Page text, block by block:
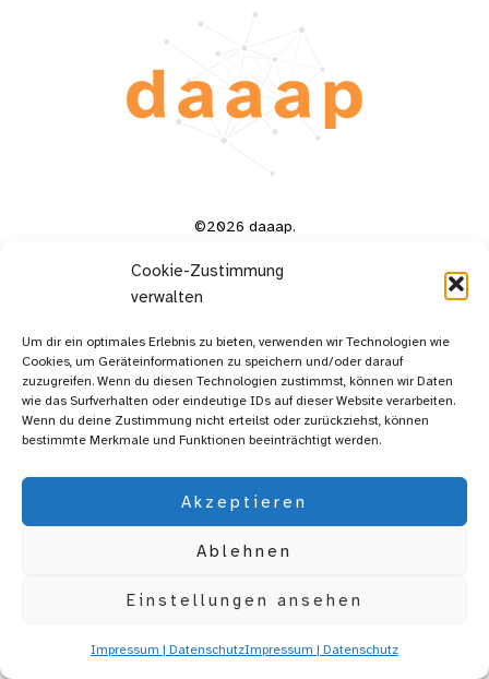
Cookie-Zustimmung
verwalten
Um dir ein optimales Erlebnis zu bieten, verwenden wir Technologien wie
Cookies, um Geräteinformationen zu speichern und/oder darauf
zuzugreifen. Wenn du diesen Technologien zustimmst, können wir Daten
wie das Surfverhalten oder eindeutige IDs auf dieser Website verarbeiten.
Wenn du deine Zustimmung nicht erteilst oder zurückziehst, können
bestimmte Merkmale und Funktionen beeinträchtigt werden.
Akzeptieren
Ablehnen
Einstellungen ansehen
Impressum | DatenschutzImpressum | Datenschutz
©2026 daaap.